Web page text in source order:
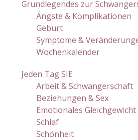
Grundlegendes zur
Ängste & Komplikationen
Geburt
Symptome &
Wochenkalender
Jeden Tag SIE
Arbeit & Schwangerschaft
Beziehungen & Sex
Emotionales Gleichgewicht
Schlaf
Schönheit